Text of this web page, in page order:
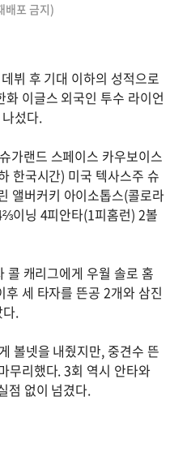
포 금지)
뷔 후 기대 이하의 성적으로
이글스 외국인 투수 라이언
섰다.
가랜드 스페이스 카우보이스
한국시간) 미국 텍사스주 슈
앨버커키 아이소톱스(콜로라
이닝 4피안타(1피홈런) 2볼
콜 캐리그에게 우월 솔로 홈
세 타자를 뜬공 2개와 삼진
.
볼넷을 내줬지만, 중견수 뜬
무리했다. 3회 역시 안타와
점 없이 넘겼다.